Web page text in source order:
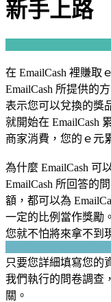
新手上路
在 EmailCash 裡賺取
EmailCash 所提供的
表示您可以兌換的獎
就開始在 EmailCash
商家消費，您的ｅ元
為什麼 EmailCash 可
EmailCash 所回答的
額，都可以為
一定的比例當作獎勵
您就不怕將來拿不到
只要您詳細填寫您的
我們執行的問卷調查
關。